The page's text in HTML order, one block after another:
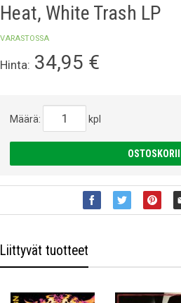
Heat, White Trash LP
VARASTOSSA
Hinta: 34,95 €
Määrä: kpl
Liittyvät tuotteet